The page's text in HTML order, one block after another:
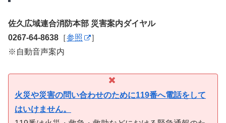
佐久広域連合消防本部 災害案内ダイヤル
0267-64-8638 ［参照
］
※自動音声案内
火災や災害の問い合わせのために119番へ電話をして
はいけません。